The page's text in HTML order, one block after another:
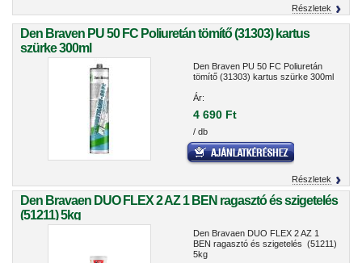
Részletek
Den Braven PU 50 FC Poliuretán tömítő (31303) kartus
szürke 300ml
Den Braven PU 50 FC Poliuretán
tömítő (31303) kartus szürke 300ml
Ár:
4 690 Ft
/ db
Részletek
Den Bravaen DUO FLEX 2 AZ 1 BEN ragasztó és szigetelés
(51211) 5kg
Den Bravaen DUO FLEX 2 AZ 1
BEN ragasztó és szigetelés (51211)
5kg